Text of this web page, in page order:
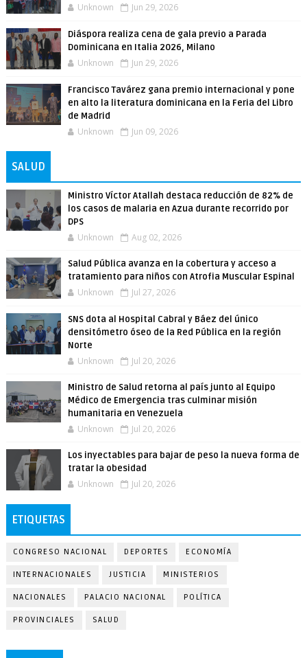
Unknown Jun 29, 2026
Diáspora realiza cena de gala previo a Parada
Dominicana en Italia 2026, Milano
Unknown Jun 29, 2026
Francisco Tavárez gana premio internacional y pone
en alto la literatura dominicana en la Feria del Libro
de Madrid
Unknown Jun 09, 2026
SALUD
Ministro Víctor Atallah destaca reducción de 82% de
los casos de malaria en Azua durante recorrido por
DPS
Unknown Aug 02, 2026
Salud Pública avanza en la cobertura y acceso a
tratamiento para niños con Atrofia Muscular Espinal
Unknown Jul 27, 2026
SNS dota al Hospital Cabral y Báez del único
densitómetro óseo de la Red Pública en la región
Norte
Unknown Jul 20, 2026
Ministro de Salud retorna al país junto al Equipo
Médico de Emergencia tras culminar misión
humanitaria en Venezuela
Unknown Jul 20, 2026
Los inyectables para bajar de peso la nueva forma de
tratar la obesidad
Unknown Jul 20, 2026
ETIQUETAS
CONGRESO NACIONAL DEPORTES ECONOMÍA
INTERNACIONALES JUSTICIA MINISTERIOS
NACIONALES PALACIO NACIONAL POLÍTICA
PROVINCIALES SALUD